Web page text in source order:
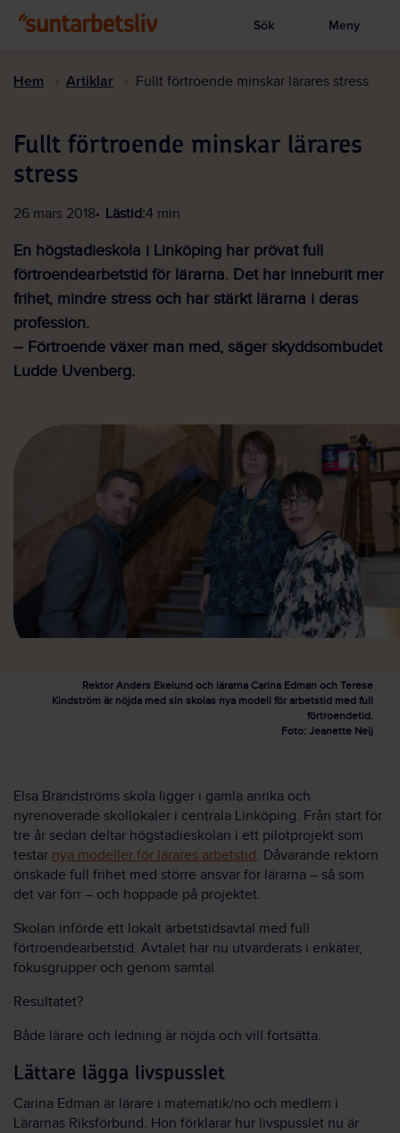
till
Visa sökruta
Sök Meny
Hem Artiklar Fullt förtroende minskar lärares stress
Fullt förtroende minskar lärares
stress
26 mars 2018 Lästid:4 min
En högstadieskola i Linköping har prövat full
förtroendearbetstid för lärarna. Det har inneburit mer
frihet, mindre stress och har stärkt lärarna i deras
profession.
– Förtroende växer man med, säger skyddsombudet
Ludde Uvenberg.
Rektor Anders Ekelund och lärarna Carina Edman och Terese
Kindström är nöjda med sin skolas nya modell för arbetstid med full
förtroendetid.
Foto: Jeanette Neij
Elsa Brändströms skola ligger i gamla anrika och
nyrenoverade skollokaler i centrala Linköping. Från start för
tre år sedan deltar högstadieskolan i ett pilotprojekt som
testar nya modeller för lärares arbetstid. Dåvarande rektorn
önskade full frihet med större ansvar för lärarna – så som
det var förr – och hoppade på projektet.
Skolan införde ett lokalt arbetstidsavtal med full
förtroendearbetstid. Avtalet har nu utvärderats i enkäter,
fokusgrupper och genom samtal.
Resultatet?
Både lärare och ledning är nöjda och vill fortsätta.
Lättare lägga livspusslet
Carina Edman är lärare i matematik/no och medlem i
Lärarnas Riksförbund. Hon förklarar hur livspusslet nu är